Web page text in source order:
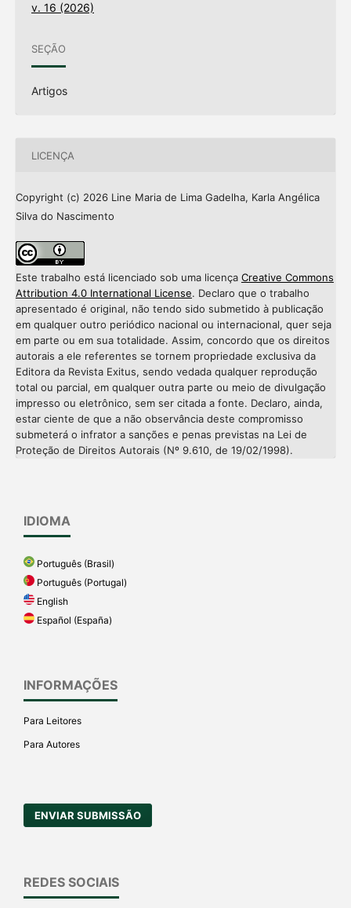
v. 16 (2026)
SEÇÃO
Artigos
LICENÇA
Copyright (c) 2026 Line Maria de Lima Gadelha, Karla Angélica
Silva do Nascimento
Este trabalho está licenciado sob uma licença Creative Commons
Attribution 4.0 International License. Declaro que o trabalho
apresentado é original, não tendo sido submetido à publicação
em qualquer outro periódico nacional ou internacional, quer seja
em parte ou em sua totalidade. Assim, concordo que os direitos
autorais a ele referentes se tornem propriedade exclusiva da
Editora da Revista Exitus, sendo vedada qualquer reprodução
total ou parcial, em qualquer outra parte ou meio de divulgação
impresso ou eletrônico, sem ser citada a fonte. Declaro, ainda,
estar ciente de que a não observância deste compromisso
submeterá o infrator a sanções e penas previstas na Lei de
Proteção de Direitos Autorais (Nº 9.610, de 19/02/1998).
IDIOMA
Português (Brasil)
Português (Portugal)
English
Español (España)
INFORMAÇÕES
Para Leitores
Para Autores
ENVIAR SUBMISSÃO
REDES SOCIAIS